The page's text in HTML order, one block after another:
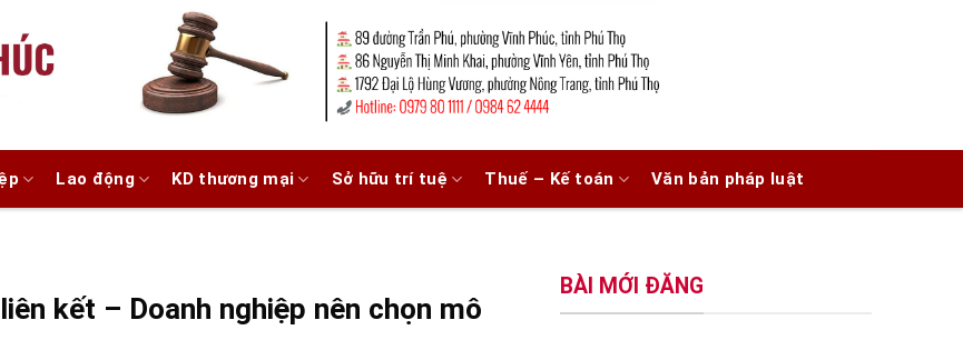
Lao động KD thương mại Sở hữu trí tuệ Thuế – Kế toán Văn bản pháp luật
kết – Doanh nghiệp nên chọn mô
BÀI MỚI ĐĂNG